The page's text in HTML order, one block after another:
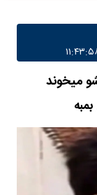
میخوند